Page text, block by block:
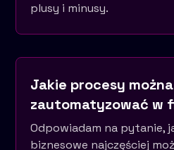
plusy i minusy.
Jakie procesy można
zautomatyzować w
Odpowiadam na pytanie,
biznesowe najczęściej